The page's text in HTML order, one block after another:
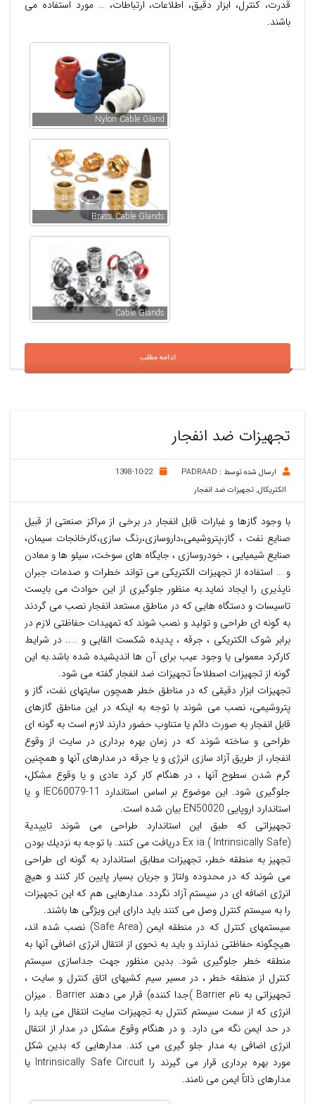
قدرت، کنترل، ابزار دقیق، اطلاعات، ارتباطات، … مورد استفاده می
باشند.
Nylon Cable Gland
Brass Cable Glands
Cable Glands
ادامه مطلب
تجهیزات ضد انفجار
ارسال شده توسط : PADRAAD
1398-10-22
الکتریکال,تجهیزات ضد انفجار
با وجود گازها و غبارات قابل انفجار در برخی از مراکز صنعتی از قبیل
صنایع نفت ، گاز،پتروشیمی،داروسازی،رنگ سازی،کارخانجات سیمان،
صنایع شیمیایی ، خودروسازی ، جایگاه های سوخت، سیلو ها و معادن
و … استفاده از تجهیزات الکتریکی می تواند خطرات و صدمات جبران
ناپذیری را ایجاد نماید.به منظور جلوگیری از این حوادث می بایست
تاسیسات و دستگاه هایی که در مناطق مستعد انفجار نصب می گردند
به گونه ای طراحی و تولید و نصب شوند که تمهیدات حفاظتی لازم در
برابر شوک الکتریکی ، جرقه ، پدیده شکست القایی و ….. در شرایط
کارکرد معمولی یا وجود عیب برای آن ها اندیشیده شده باشد.به این
گونه از تجهیزات اصطلاحاً تجهیزات ضد انفجار گفته می شود.
تجهیزات ابزار دقیقی كه در مناطق خطر همچون سایتهای نفت، گاز و
پتروشیمی، نصب می شوند با توجه به اینكه در این مناطق گازهای
قابل انفجار به صورت دائم یا متناوب حضور دارند لازم است به گونه ای
طراحی و ساخته شوند كه در زمان بهره برداری در سایت از وقوع
انفجار، از طریق آزاد سازی انرژی و یا جرقه در مدارهای آنها و همچنین
گرم شدن سطوح آنها ، در هنگام كار كرد عادی و یا وقوع مشكل،
جلوگیری شود. این موضوع بر اساس استاندارد IEC60079-11 و یا
استاندارد اروپایی EN50020 بیان شده است.
تجهیزاتی كه طبق این استاندارد طراحی می شوند تاییدیة
(Intrinsically Safe ) Ex ia دریافت می كنند. با توجه به نزدیك بودن
تجهیز به منطقه خطر، تجهیزات مطابق استاندارد به گونه ای طراحی
می شوند كه در محدوده ولتاژ و جریان بسیار پایین كار كنند و هیچ
انرژی اضافه ای در سیستم آزاد نگردد. مدارهایی هم كه این تجهیزات
را به سیستم كنترل وصل می كنند باید دارای این ویژگی ها باشند.
سیستمهای كنترل كه در منطقه ایمن (Safe Area) نصب شده اند،
هیچگونه حفاظتی ندارند و باید به نحوی از انتقال انرژی اضافی آنها به
منطقه خطر جلوگیری شود. بدین منظور جهت جداسازی سیستم
كنترل از منطقه خطر ، در مسیر سیم كشیهای اتاق كنترل و سایت ،
تجهیزاتی به نام Barrier )جدا کننده) قرار می دهند Barrier . میزان
انرژی كه از سمت سیستم كنترل به تجهیزات سایت انتقال می یابد را
در حد ایمن نگه می دارد. و در هنگام وقوع مشكل در مدار از انتقال
انرژی اضافی به مدار جلو گیری می كند. مدارهایی كه بدین شكل
مورد بهره برداری قرار می گیرند را Intrinsically Safe Circuit یا
مدارهای ذاتاً ایمن می نامند.